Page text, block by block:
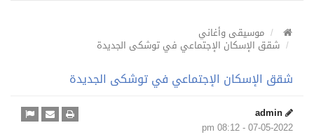
موسيقى وأغاني
شقق الإسكان الإجتماعي في توشكى الجديدة
شقق الإسكان الإجتماعي في توشكى الجديدة
admin
07-05-2022 - 08:12 pm